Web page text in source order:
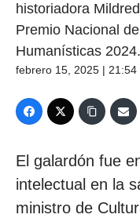
historiadora
Premio Nacional
Humanísticas 2024.
febrero 15, 2025 | 21:54
El galardón fue
intelectual en la
ministro de